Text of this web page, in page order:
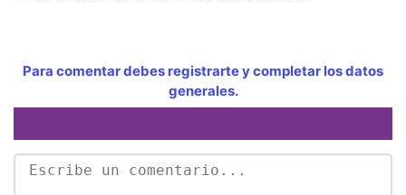
Para comentar debes registrarte y completar los datos
generales.